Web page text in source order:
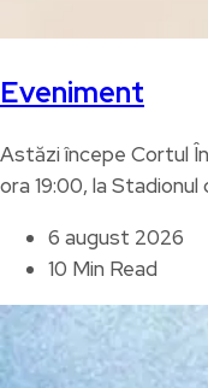
Eveniment
Astăzi începe Cortul
ora 19:00, la Stadionul
6 august 2026
10 Min Read